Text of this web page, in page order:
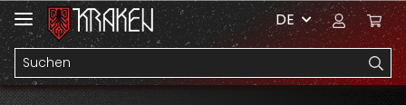
DE